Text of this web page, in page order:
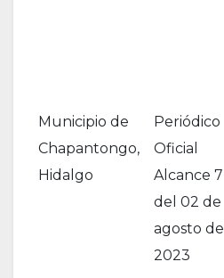
Municipio de
Chapantongo,
Hidalgo
Periódico
Oficial
Alcance 7
del 02 de
agosto de
2023